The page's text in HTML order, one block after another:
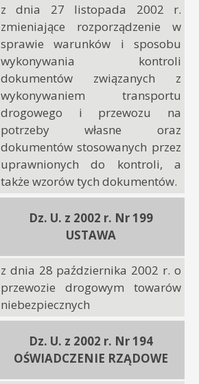
z dnia 27 listopada 2002 r.
zmieniające rozporządzenie w
sprawie warunków i sposobu
wykonywania kontroli
dokumentów związanych z
wykonywaniem transportu
drogowego i przewozu na
potrzeby własne oraz
dokumentów stosowanych przez
uprawnionych do kontroli, a
także wzorów tych dokumentów.
Dz. U. z 2002 r. Nr 199
USTAWA
z dnia 28 października 2002 r. o
przewozie drogowym towarów
niebezpiecznych
Dz. U. z 2002 r. Nr 194
OŚWIADCZENIE RZĄDOWE